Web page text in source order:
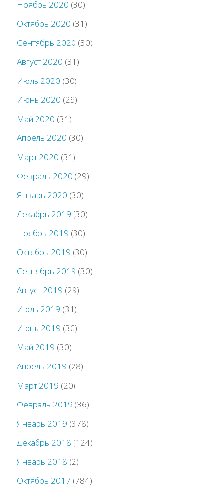
Ноябрь 2020 (30)
Октябрь 2020 (31)
Сентябрь 2020 (30)
Август 2020 (31)
Июль 2020 (30)
Июнь 2020 (29)
Май 2020 (31)
Апрель 2020 (30)
Март 2020 (31)
Февраль 2020 (29)
Январь 2020 (30)
Декабрь 2019 (30)
Ноябрь 2019 (30)
Октябрь 2019 (30)
Сентябрь 2019 (30)
Август 2019 (29)
Июль 2019 (31)
Июнь 2019 (30)
Май 2019 (30)
Апрель 2019 (28)
Март 2019 (20)
Февраль 2019 (36)
Январь 2019 (378)
Декабрь 2018 (124)
Январь 2018 (2)
Октябрь 2017 (784)